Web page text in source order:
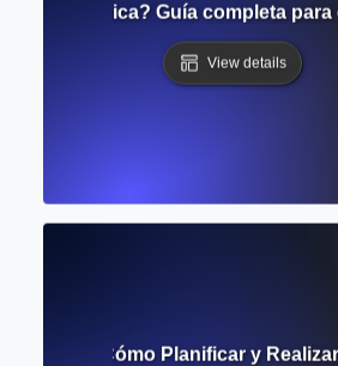
académica? Guía completa
View details
Cómo Planificar y